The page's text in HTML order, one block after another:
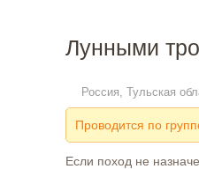
Лунными
Россия, Тульская
Проводится по
Если поход не